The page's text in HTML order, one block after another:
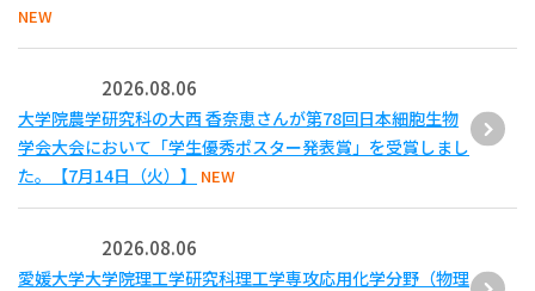
NEW
2026.08.06
大学院農学研究科の大西 香奈恵さんが第78回日本細胞生物
学会大会において「学生優秀ポスター発表賞」を受賞しまし
た。【7月14日（火）】
NEW
2026.08.06
愛媛大学大学院理工学研究科理工学専攻応用化学分野（物理